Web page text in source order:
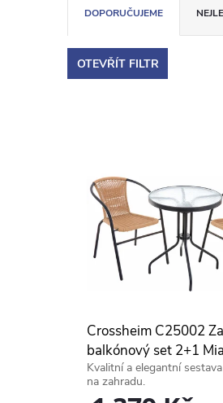
Ř
a
z
DOPORUČUJEME
OTEVŘÍT FILTR
Crossheim C25002
balkónový set 2+1
PE hnědý
Kvalitní a elegantní
na zahradu.